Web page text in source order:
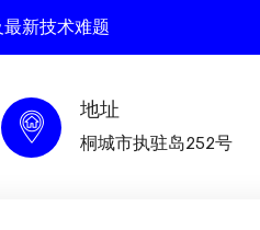
新技术难题
地址
桐城市执驻岛252号